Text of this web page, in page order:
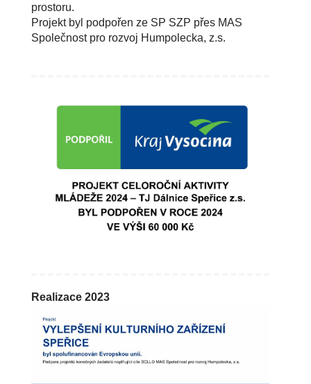
prostoru.
Projekt byl podpořen ze SP SZP přes MAS
Společnost pro rozvoj Humpolecka, z.s.
Realizace 2023